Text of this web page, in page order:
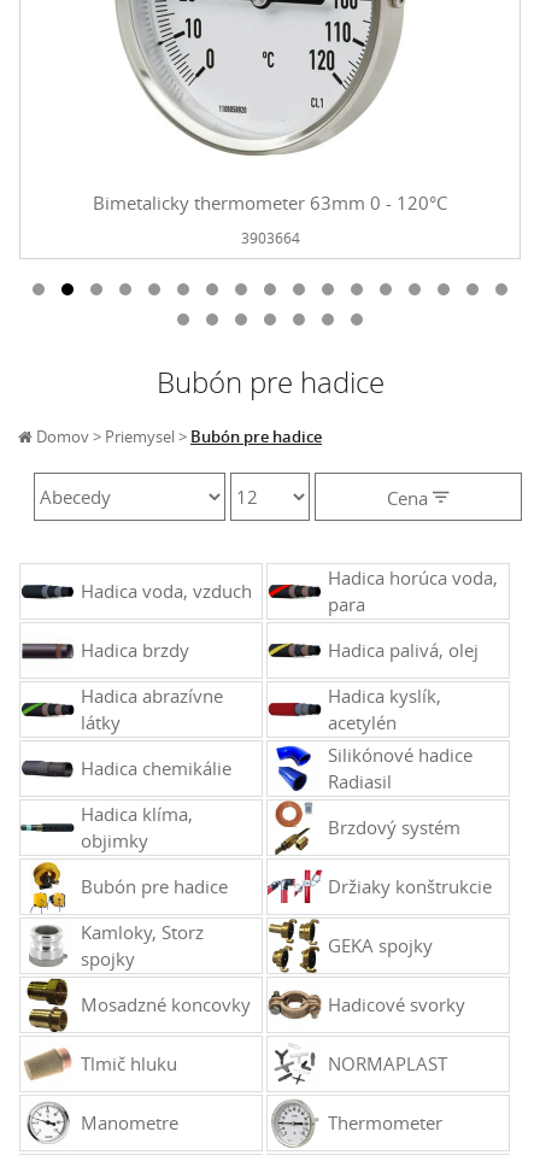
Bimetalicky thermometer 63mm 0 - 120°C
3903664
Bubón pre hadice
Domov Priemysel Bubón pre hadice
Cena
Hadica voda, vzduch
Hadica horúca voda,
para
Hadica brzdy
Hadica palivá, olej
Hadica abrazívne
látky
Hadica kyslík,
acetylén
Hadica chemikálie
Silikónové hadice
Radiasil
Hadica klíma,
objimky
Brzdový systém
Bubón pre hadice
Držiaky konštrukcie
Kamloky, Storz
spojky
GEKA spojky
Mosadzné koncovky Hadicové svorky
Tlmič hluku NORMAPLAST
Manometre
Thermometer